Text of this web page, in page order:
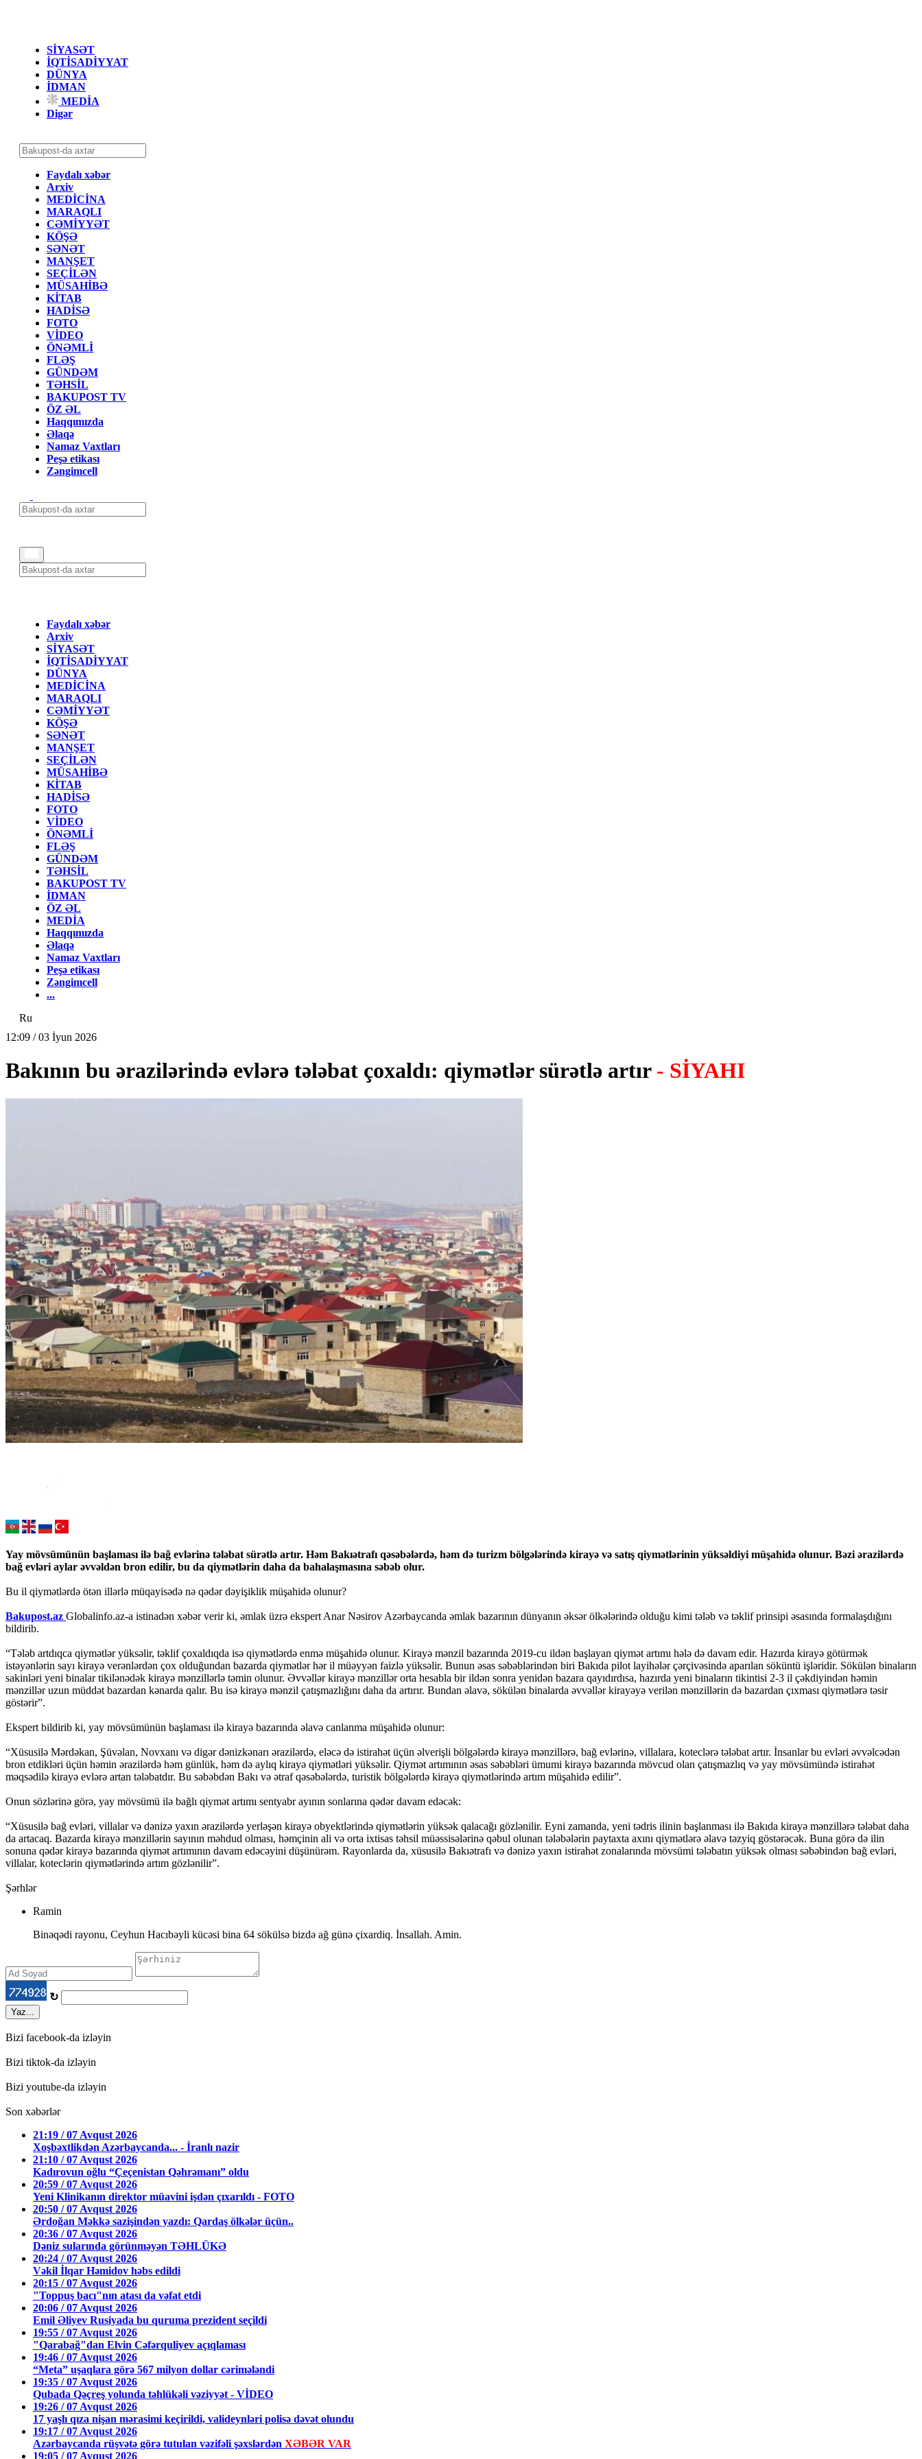
SİYASƏT
İQTİSADİYYAT
DÜNYA
İDMAN
MEDİA
Digər
Faydalı xəbər
Arxiv
MEDİCİNA
MARAQLI
CƏMİYYƏT
KÖŞƏ
SƏNƏT
MANŞET
SEÇİLƏN
MÜSAHİBƏ
KİTAB
HADİSƏ
FOTO
VİDEO
ÖNƏMLİ
FLƏŞ
GÜNDƏM
TƏHSİL
BAKUPOST TV
ÖZ ƏL
Haqqımızda
Əlaqə
Namaz Vaxtları
Peşə etikası
Zəngimcell
Faydalı xəbər
Arxiv
SİYASƏT
İQTİSADİYYAT
DÜNYA
MEDİCİNA
MARAQLI
CƏMİYYƏT
KÖŞƏ
SƏNƏT
MANŞET
SEÇİLƏN
MÜSAHİBƏ
KİTAB
HADİSƏ
FOTO
VİDEO
ÖNƏMLİ
FLƏŞ
GÜNDƏM
TƏHSİL
BAKUPOST TV
İDMAN
ÖZ ƏL
MEDİA
Haqqımızda
Əlaqə
Namaz Vaxtları
Peşə etikası
Zəngimcell
...
Ru
12:09 / 03 İyun 2026
Bakının bu ərazilərində evlərə tələbat çoxaldı: qiymətlər sürətlə artır - SİYAHI
Yay mövsümünün başlaması ilə bağ evlərinə tələbat sürətlə artır. Həm Bakıətrafı qəsəbələrdə, həm də turizm bölgələrində kirayə və satış qiymətlərinin yüksəldiyi müşahidə olunur. Bəzi ərazilərdə
bağ evləri aylar əvvəldən bron edilir, bu da qiymətlərin daha da bahalaşmasına səbəb olur.
Bu il qiymətlərdə ötən illərlə müqayisədə nə qədər dəyişiklik müşahidə olunur?
Bakupost.az Globalinfo.az-a istinadən xəbər verir ki, əmlak üzrə ekspert Anar Nəsirov Azərbaycanda əmlak bazarının dünyanın əksər ölkələrində olduğu kimi tələb və təklif prinsipi əsasında formalaşdığını
bildirib.
“Tələb artdıqca qiymətlər yüksəlir, təklif çoxaldıqda isə qiymətlərdə enmə müşahidə olunur. Kirayə mənzil bazarında 2019-cu ildən başlayan qiymət artımı hələ də davam edir. Hazırda kirayə götürmək
istəyənlərin sayı kirayə verənlərdən çox olduğundan bazarda qiymətlər hər il müəyyən faizlə yüksəlir. Bunun əsas səbəblərindən biri Bakıda pilot layihələr çərçivəsində aparılan söküntü işləridir. Sökülən binaların
sakinləri yeni binalar tikilənədək kirayə mənzillərlə təmin olunur. Əvvəllər kirayə mənzillər orta hesabla bir ildən sonra yenidən bazara qayıdırdısa, hazırda yeni binaların tikintisi 2-3 il çəkdiyindən həmin
mənzillər uzun müddət bazardan kənarda qalır. Bu isə kirayə mənzil çatışmazlığını daha da artırır. Bundan əlavə, sökülən binalarda əvvəllər kirayəyə verilən mənzillərin də bazardan çıxması qiymətlərə təsir
göstərir”.
Ekspert bildirib ki, yay mövsümünün başlaması ilə kirayə bazarında əlavə canlanma müşahidə olunur:
“Xüsusilə Mərdəkan, Şüvəlan, Novxanı və digər dənizkənarı ərazilərdə, eləcə də istirahət üçün əlverişli bölgələrdə kirayə mənzillərə, bağ evlərinə, villalara, koteclərə tələbat artır. İnsanlar bu evləri əvvəlcədən
bron etdikləri üçün həmin ərazilərdə həm günlük, həm də aylıq kirayə qiymətləri yüksəlir. Qiymət artımının əsas səbəbləri ümumi kirayə bazarında mövcud olan çatışmazlıq və yay mövsümündə istirahət
məqsədilə kirayə evlərə artan tələbatdır. Bu səbəbdən Bakı və ətraf qəsəbələrdə, turistik bölgələrdə kirayə qiymətlərində artım müşahidə edilir”.
Onun sözlərinə görə, yay mövsümü ilə bağlı qiymət artımı sentyabr ayının sonlarına qədər davam edəcək:
“Xüsusilə bağ evləri, villalar və dənizə yaxın ərazilərdə yerləşən kirayə obyektlərində qiymətlərin yüksək qalacağı gözlənilir. Eyni zamanda, yeni tədris ilinin başlanması ilə Bakıda kirayə mənzillərə tələbat daha
da artacaq. Bazarda kirayə mənzillərin sayının məhdud olması, həmçinin ali və orta ixtisas təhsil müəssisələrinə qəbul olunan tələbələrin paytaxta axını qiymətlərə əlavə təzyiq göstərəcək. Buna görə də ilin
sonuna qədər kirayə bazarında qiymət artımının davam edəcəyini düşünürəm. Rayonlarda da, xüsusilə Bakıətrafı və dənizə yaxın istirahət zonalarında mövsümi tələbatın yüksək olması səbəbindən bağ evləri,
villalar, koteclərin qiymətlərində artım gözlənilir”.
Şərhlər
Ramin
Binəqədi rayonu, Ceyhun Hacıbəyli kücəsi bina 64 sökülsə bizdə ağ günə çixardiq. İnsallah. Amin.
↻
Yaz...
Bizi facebook-da izləyin
Bizi tiktok-da izləyin
Bizi youtube-da izləyin
Son xəbərlər
21:19 / 07 Avqust 2026
Xoşbəxtlikdən Azərbaycanda... - İranlı nazir
21:10 / 07 Avqust 2026
Kadırovun oğlu “Çeçenistan Qəhrəmanı” oldu
20:59 / 07 Avqust 2026
Yeni Klinikanın direktor müavini işdən çıxarıldı - FOTO
20:50 / 07 Avqust 2026
Ərdoğan Məkkə sazişindən yazdı: Qardaş ölkələr üçün..
20:36 / 07 Avqust 2026
Dəniz sularında görünməyən TƏHLÜKƏ
20:24 / 07 Avqust 2026
Vəkil İlqar Həmidov həbs edildi
20:15 / 07 Avqust 2026
"Toppuş bacı"nın atası da vəfat etdi
20:06 / 07 Avqust 2026
Emil Əliyev Rusiyada bu quruma prezident seçildi
19:55 / 07 Avqust 2026
"Qarabağ"dan Elvin Cəfərquliyev açıqlaması
19:46 / 07 Avqust 2026
“Meta” uşaqlara görə 567 milyon dollar cərimələndi
19:35 / 07 Avqust 2026
Qubada Qəçreş yolunda təhlükəli vəziyyət - VİDEO
19:26 / 07 Avqust 2026
17 yaşlı qıza nişan mərasimi keçirildi, valideynləri polisə dəvət olundu
19:17 / 07 Avqust 2026
Azərbaycanda rüşvətə görə tutulan vəzifəli şəxslərdən XƏBƏR VAR
19:05 / 07 Avqust 2026